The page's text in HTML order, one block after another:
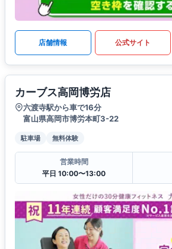
店舗情報 公式サイト
カーブス高岡博労店
六渡寺駅から車で16分
富山県高岡市博労本町3-22
駐車場 無料体験
営業時間
平日 10:00〜13:00